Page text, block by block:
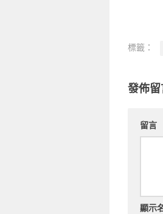
標籤：
發佈留
留言
顯示